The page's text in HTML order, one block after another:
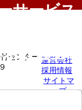
サービス
料/365日
近辺全域
センター 運営会社
採用情報
サイトマ
ップ